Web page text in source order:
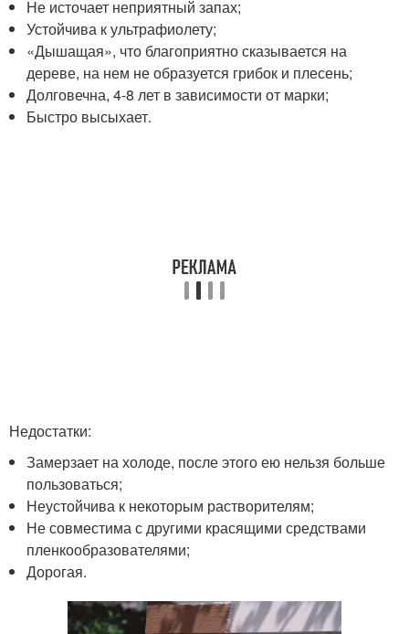
Не источает неприятный запах;
Устойчива к ультрафиолету;
«Дышащая», что благоприятно сказывается на
дереве, на нем не образуется грибок и плесень;
Долговечна, 4-8 лет в зависимости от марки;
Быстро высыхает.
Недостатки:
Замерзает на холоде, после этого ею нельзя больше
пользоваться;
Неустойчива к некоторым растворителям;
Не совместима с другими красящими средствами
пленкообразователями;
Дорогая.